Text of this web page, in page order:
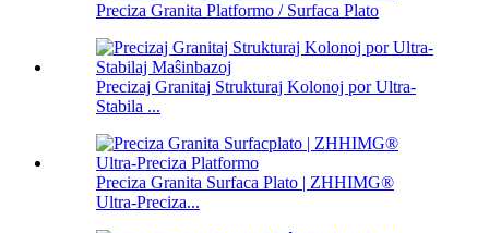
Preciza Granita Platformo / Surfaca Plato
Precizaj Granitaj Strukturaj Kolonoj por Ultra-
Stabila ...
Preciza Granita Surfaca Plato | ZHHIMG®
Ultra-Preciza...